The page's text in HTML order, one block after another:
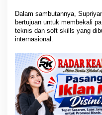
Dalam sambutannya,
bertujuan untuk membekali
teknis dan soft skills yang
internasional.